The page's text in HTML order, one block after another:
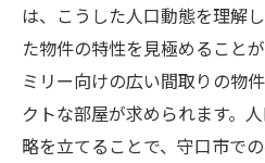
は、こうした人口動態を理解
た物件の特性を見極めること
ミリー向けの広い間取りの物
クトな部屋が求められます。
略を立てることで、守口市で